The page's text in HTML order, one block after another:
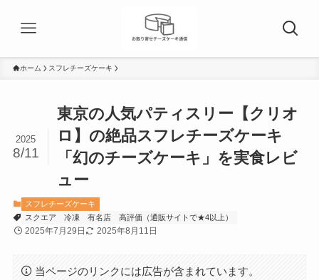
ホーム スフレチーズケーキ
東京の人気パティスリー【クリオ
ロ】の絶品スフレチーズケーキ
「幻のチーズケーキ」を実食レビ
ュー
2025
8/11
スフレチーズケーキ
スクエア
冷凍 有名店 高評価（通販サイトで★4以上）
2025年7月29日 2025年8月11日
当ページのリンクには広告が含まれています。